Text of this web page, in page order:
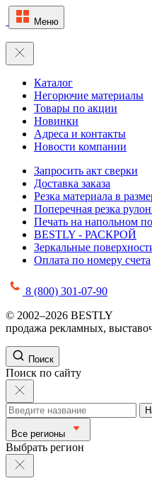
Меню
Каталог
Негорючие материалы
Товары по акции
Новинки
Адреса и контакты
Новости компании
Запросить акт сверки
Доставка заказа
Резка материала в
Поперечная резка
Печать на напольном
BESTLY - РАСКРОЙ
Зеркальные
Оплата по номеру счета
8 (800) 301-07-90
© 2002–2026 BESTLY
продажа рекламных,
Поиск
Поиск по сайту
Все регионы
Выбрать регион